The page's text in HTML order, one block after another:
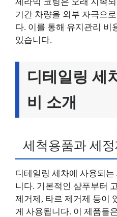
기간 차량을 외부 자극으
다. 이를 통해 유지관리 비
있습니다.
디테일링 세
비 소개
세척용품과 세
디테일링 세차에 사용되
니다. 기본적인 샴푸부터
제거제, 타르 제거제 등이
게 사용됩니다. 이 제품들